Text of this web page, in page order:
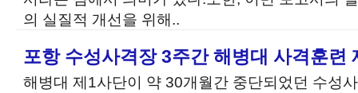
의 실질적 개선을 위해..
포항 수성사격장 3주간 해병대 사격훈련
해병대 제1사단이 약 30개월간 중단되었던 수성